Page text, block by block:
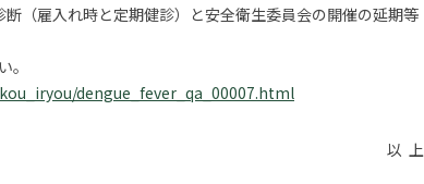
（雇入れ時と定期健診）と安全衛生委員会の開催の延期等
dengue_fever_qa_00007.html
以 上